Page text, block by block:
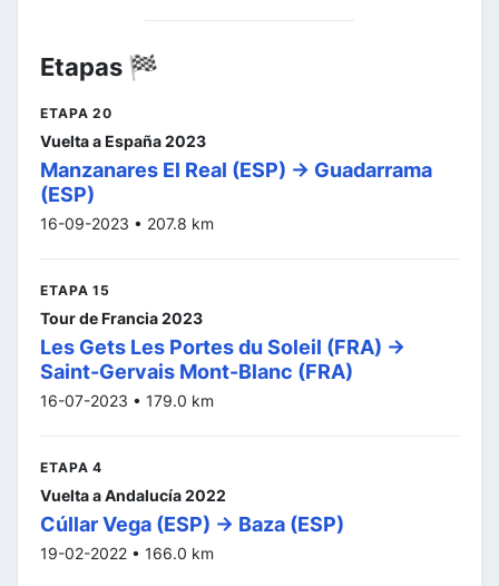
Etapas 🏁
ETAPA 20
Vuelta a España 2023
Manzanares El Real (ESP) -> Guadarrama
(ESP)
16-09-2023 • 207.8 km
ETAPA 15
Tour de Francia 2023
Les Gets Les Portes du Soleil (FRA) ->
Saint-Gervais Mont-Blanc (FRA)
16-07-2023 • 179.0 km
ETAPA 4
Vuelta a Andalucía 2022
Cúllar Vega (ESP) -> Baza (ESP)
19-02-2022 • 166.0 km